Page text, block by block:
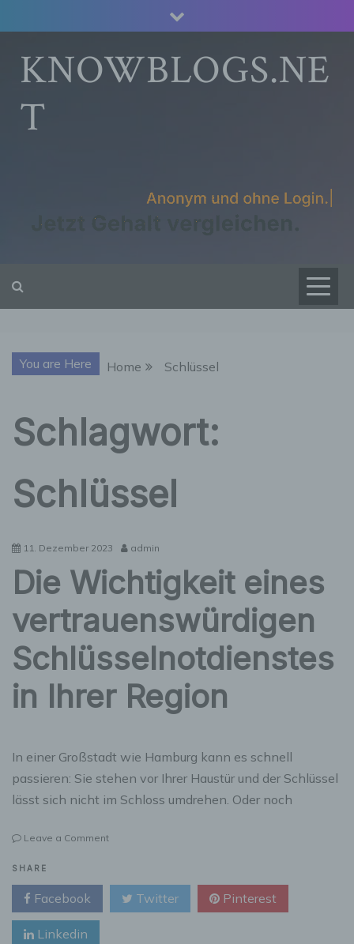
to
contentKNOWBLOGS.NE
T
You are Here Home Schlüssel
Schlagwort:
Schlüssel
11. Dezember 2023 admin
Die Wichtigkeit eines
vertrauenswürdigen
Schlüsselnotdienstes
in Ihrer Region
In einer Großstadt wie Hamburg kann es schnell
passieren: Sie stehen vor Ihrer Haustür und der Schlüssel
lässt sich nicht im Schloss umdrehen. Oder noch
Leave a Commenton
eines
vertrauenswürdigen
Schlüsselnotdienstes
SHARE
Facebook Twitter Pinterest
Linkedin